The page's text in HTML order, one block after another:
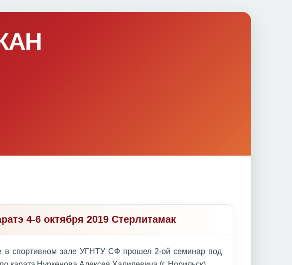
4-6 октября 2019 Стерлитамак
в спортивном зале УГНТУ СФ прошел 2-ой семинар под